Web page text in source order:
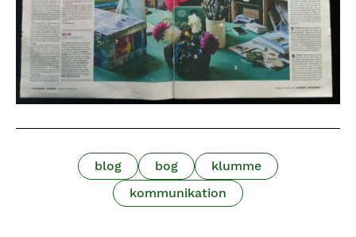
blog bog
klumme
kommunikation